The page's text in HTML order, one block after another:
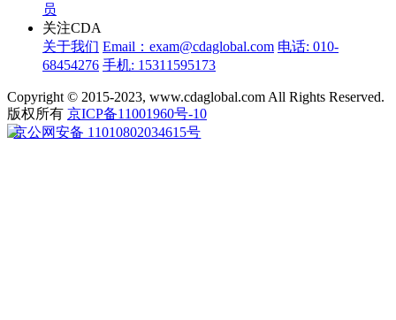
员
关注CDA
关于我们 Email：exam@cdaglobal.com 电话: 010-
68454276 手机: 15311595173
Copyright © 2015-2023, www.cdaglobal.com All Rights Reserved.
版权所有 京ICP备11001960号-10
京公网安备 11010802034615号